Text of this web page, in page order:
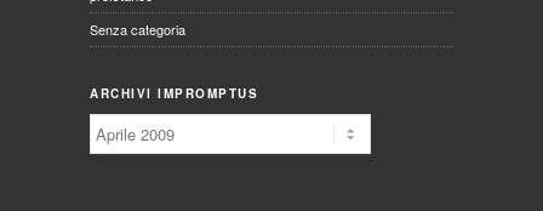
Senza categoria
ARCHIVI IMPROMPTUS
Archivi
Impromptus